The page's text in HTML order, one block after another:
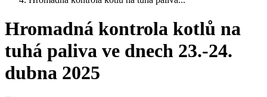
Hromadná kontrola kotlů na
tuhá paliva ve dnech 23.-24.
dubna 2025